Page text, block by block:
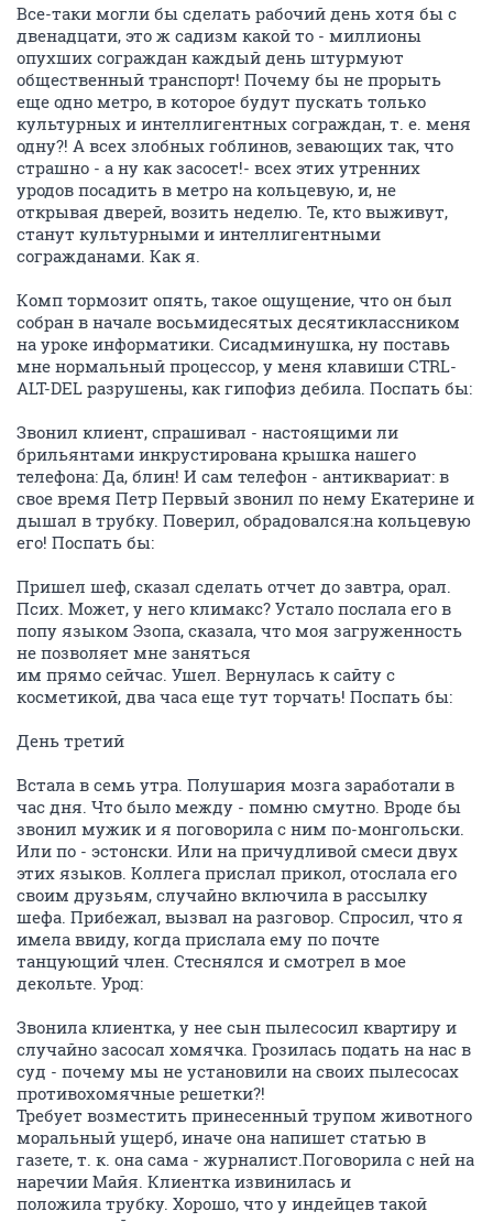
Все-таки могли бы сделать рабочий день хотя бы с
двенадцати, это ж садизм какой то - миллионы
опухших сограждан каждый день штурмуют
общественный транспорт! Почему бы не прорыть
еще одно метро, в которое будут пускать только
культурных и интеллигентных сограждан, т. е. меня
одну?! А всех злобных гоблинов, зевающих так, что
страшно - а ну как засосет!- всех этих утренних
уродов посадить в метро на кольцевую, и, не
открывая дверей, возить неделю. Те, кто выживут,
станут культурными и интеллигентными
согражданами. Как я.
Комп тормозит опять, такое ощущение, что он был
собран в начале восьмидесятых десятиклассником
на уроке информатики. Сисадминушка, ну поставь
мне нормальный процессор, у меня клавиши CTRL-
ALT-DEL разрушены, как гипофиз дебила. Поспать бы:
Звонил клиент, спрашивал - настоящими ли
брильянтами инкрустирована крышка нашего
телефона: Да, блин! И сам телефон - антиквариат: в
свое время Петр Первый звонил по нему Екатерине и
дышал в трубку. Поверил, обрадовался:на кольцевую
его! Поспать бы:
Пришел шеф, сказал сделать отчет до завтра, орал.
Псих. Может, у него климакс? Устало послала его в
попу языком Эзопа, сказала, что моя загруженность
не позволяет мне заняться
им прямо сейчас. Ушел. Вернулась к сайту с
косметикой, два часа еще тут торчать! Поспать бы:
День третий
Встала в семь утра. Полушария мозга заработали в
час дня. Что было между - помню смутно. Вроде бы
звонил мужик и я поговорила с ним по-монгольски.
Или по - эстонски. Или на причудливой смеси двух
этих языков. Коллега прислал прикол, отослала его
своим друзьям, случайно включила в рассылку
шефа. Прибежал, вызвал на разговор. Спросил, что я
имела ввиду, когда прислала ему по почте
танцующий член. Стеснялся и смотрел в мое
декольте. Урод:
Звонила клиентка, у нее сын пылесосил квартиру и
случайно засосал хомячка. Грозилась подать на нас в
суд - почему мы не установили на своих пылесосах
противохомячные решетки?!
Требует возместить принесенный трупом животного
моральный ущерб, иначе она напишет статью в
газете, т. к. она сама - журналист.Поговорила с ней на
наречии Майя. Клиентка извинилась и
положила трубку. Хорошо, что у индейцев такой